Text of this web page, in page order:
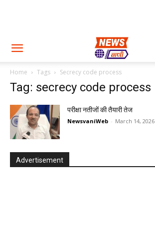
Home Tags Secrecy code process
Tag: secrecy code process
परीक्षा नतीजों की तैयारी तेज
NewsvaniWeb - March 14, 2026
Advertisement